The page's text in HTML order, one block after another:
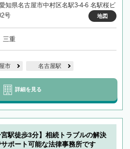
知県名古屋市中村区名駅3-4-6 名駅桜ビ
号
地図
三重
市 名古屋駅
詳細を見る
宮駅徒歩3分】相続トラブルの解決
ポート可能な法律事務所です